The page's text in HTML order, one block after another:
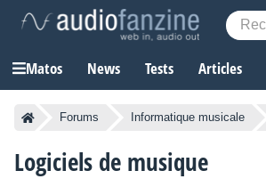
Matos News Tests Articles
Forums Informatique musicale
Logiciels de musique